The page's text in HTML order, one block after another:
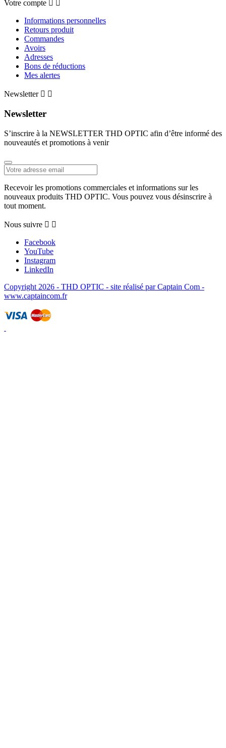
Votre compte
Informations personnelles
Retours produit
Commandes
Avoirs
Adresses
Bons de réductions
Mes alertes
Newsletter  
Newsletter
S’inscrire à la NEWSLETTER THD OPTIC afin d’être informé des
nouveautés et promotions à venir
Recevoir les promotions commerciales et informations sur les
nouveaux produits THD OPTIC. Vous pouvez vous désinscrire à
tout moment.
Nous suivre  
Facebook
YouTube
Instagram
LinkedIn
Copyright 2026 - THD OPTIC - site réalisé par Captain Com -
www.captaincom.fr